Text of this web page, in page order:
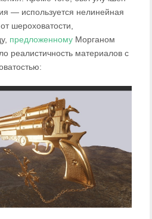
— используется нелинейная
шероховатости,
предложенному Морганом
реалистичность материалов с